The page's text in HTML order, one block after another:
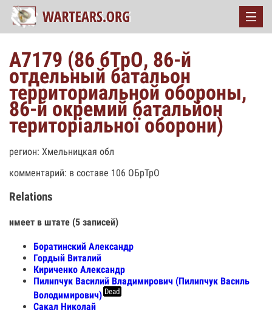
A7179 (86 бТрО, 86-й
отдельный батальон
территориальной обороны,
86-й окремий батальйон
територіальної оборони)
регион: Хмельницкая обл
комментарий: в составе 106 ОБрТрО
Relations
имеет в штате (5 записей)
Боратинский Александр
Гордый Виталий
Кириченко Александр
Пилипчук Василий Владимирович (Пилипчук Василь
Володимирович) Dead
Сакал Николай